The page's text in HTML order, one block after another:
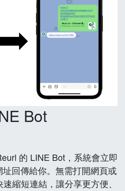
Bot
的 LINE Bot，系統會立即
回傳給你。無需打開網頁或
縮短連結，讓分享更方便、